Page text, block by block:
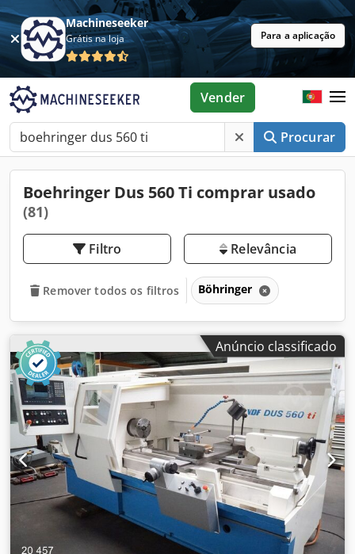
Machineseeker
Grátis na loja Para a aplicação
Procurar
Vender
Boehringer Dus 560 Ti comprar usado
(81)
Filtro Relevância
Remover todos os filtros Böhringer
Anúncio classificado